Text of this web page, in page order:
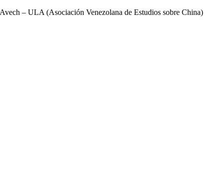
Saltar
Avech – ULA (Asociación Venezolana de Estudios sobre China)